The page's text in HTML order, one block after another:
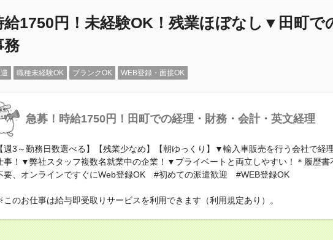
給1750円！未経験OK！残業ほぼなし▼田町で
務
職種未経験OK ブランクOK WEB登録・面接OK
急募！時給1750円！田町での経理・財務・会計・英文経理
【週3～勤務日数選べる】【残業少なめ】【朝ゆっくり】▼輸入車販売を行う会社で経
事！▼弊社スタッフ複数名就業中の企業！▼プライベートと両立しやすい！＊履歴書
要、オンラインですぐにWeb登録OK #初めての派遣歓迎 #WEB登録OK
のお仕事は給与即受取りサービスを利用できます（利用規定あり）。